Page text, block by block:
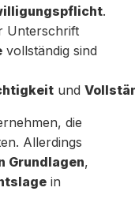
.
Unterschrift
vollständig sind
und
die
Allerdings
Grundlagen,
in